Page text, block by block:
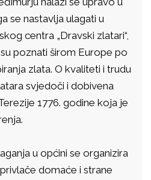
se nastavlja ulagati u
centra „Dravski zlatari“,
poznati širom Europe po
zlata. O kvaliteti i trudu
svjedoči i dobivena
1776. godine koja je
u općini se organizira
domaće i strane